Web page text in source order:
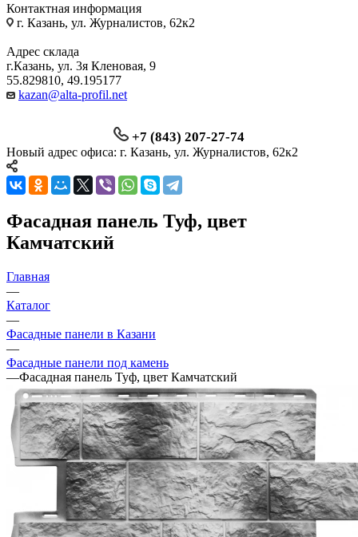
Контактная информация
г. Казань, ул. Журналистов, 62к2
Адрес склада
г.Казань, ул. 3я Кленовая, 9
55.829810, 49.195177
kazan@alta-profil.net
+7 (843) 207-27-74
Новый адрес офиса: г. Казань, ул. Журналистов, 62к2
Фасадная панель Туф, цвет
Камчатский
Главная
—
Каталог
—
Фасадные панели в Казани
—
Фасадные панели под камень
—Фасадная панель Туф, цвет Камчатский